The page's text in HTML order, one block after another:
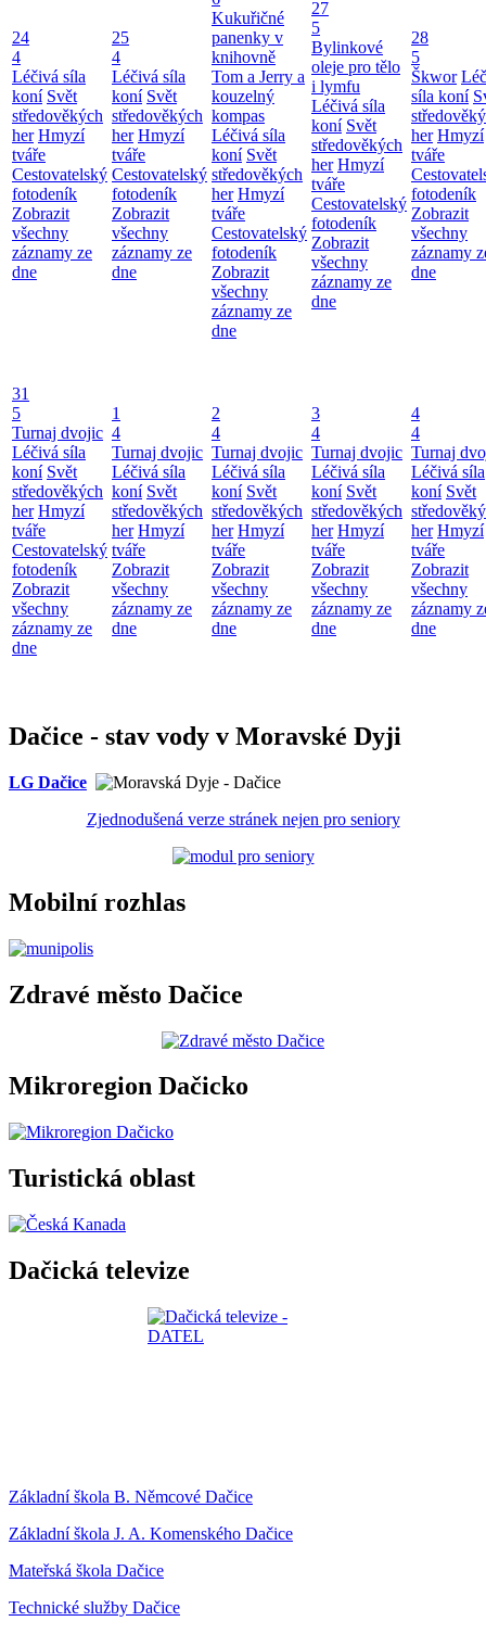
24
4
Léčivá síla
koní Svět
středověkých
her Hmyzí
tváře
Cestovatelský
fotodeník
Zobrazit
všechny
záznamy ze
dne
25
4
Léčivá síla
koní Svět
středověkých
her Hmyzí
tváře
Cestovatelský
fotodeník
Zobrazit
všechny
záznamy ze
dne
Kukuřičné
panenky v
knihovně
Tom a Jerry a
kouzelný
kompas
Léčivá síla
koní Svět
středověkých
her Hmyzí
tváře
Cestovatelský
fotodeník
Zobrazit
všechny
záznamy ze
dne
27
5
Bylinkové
oleje pro tělo
i lymfu
Léčivá síla
koní Svět
středověkých
her Hmyzí
tváře
Cestovatelský
fotodeník
Zobrazit
všechny
záznamy ze
dne
28
5
Škwor
síla koní
her Hmyzí
tváře
fotodeník
Zobrazit
všechny
záznamy
dne
31
5
Turnaj dvojic
Léčivá síla
koní Svět
středověkých
her Hmyzí
tváře
Cestovatelský
fotodeník
Zobrazit
všechny
záznamy ze
dne
1
4
Turnaj dvojic
Léčivá síla
koní Svět
středověkých
her Hmyzí
tváře
Zobrazit
všechny
záznamy ze
dne
2
4
Turnaj dvojic
Léčivá síla
koní Svět
středověkých
her Hmyzí
tváře
Zobrazit
všechny
záznamy ze
dne
3
4
Turnaj dvojic
Léčivá síla
koní Svět
středověkých
her Hmyzí
tváře
Zobrazit
všechny
záznamy ze
dne
4
4
Turnaj
Léčivá síla
koní Svět
her Hmyzí
tváře
Zobrazit
všechny
záznamy
dne
Dačice - stav vody v Moravské Dyji
LG Dačice
Zjednodušená verze stránek nejen pro seniory
Mobilní rozhlas
Zdravé město Dačice
Mikroregion Dačicko
Turistická oblast
Dačická televize
Základní škola B. Němcové Dačice
Základní škola J. A. Komenského Dačice
Mateřská škola Dačice
Technické služby Dačice